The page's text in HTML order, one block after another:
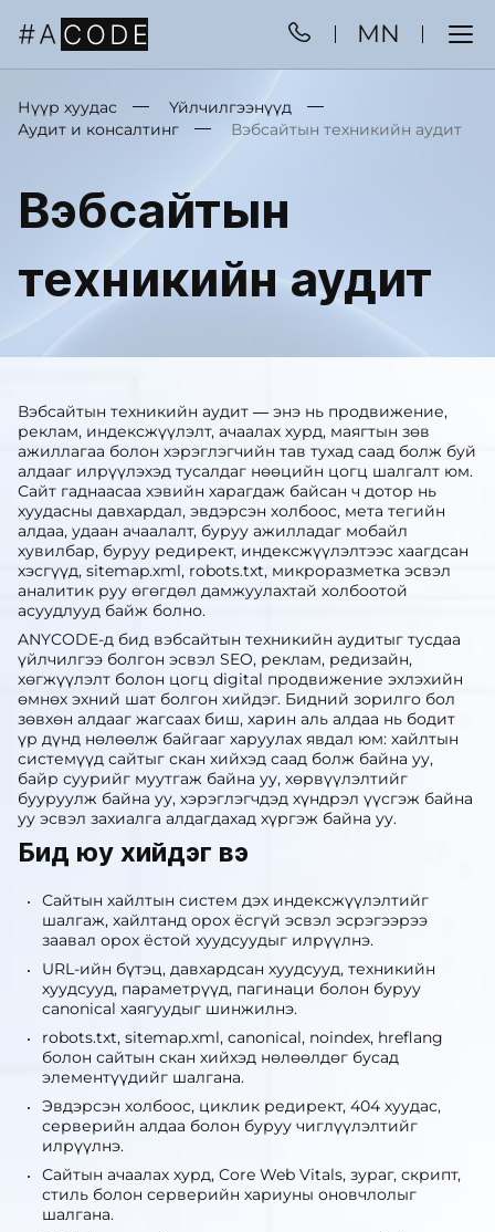
MN
Нүүр хуудас
Үйлчилгээнүүд
Аудит и консалтинг
Вэбсайтын техникийн аудит
Вэбсайтын
техникийн аудит
Вэбсайтын техникийн аудит — энэ нь продвижение,
реклам, индексжүүлэлт, ачаалах хурд, маягтын зөв
ажиллагаа болон хэрэглэгчийн тав тухад саад болж буй
алдааг илрүүлэхэд тусалдаг нөөцийн цогц шалгалт юм.
Сайт гаднаасаа хэвийн харагдаж байсан ч дотор нь
хуудасны давхардал, эвдэрсэн холбоос, мета тегийн
алдаа, удаан ачаалалт, буруу ажилладаг мобайл
хувилбар, буруу редирект, индексжүүлэлтээс хаагдсан
хэсгүүд, sitemap.xml, robots.txt, микроразметка эсвэл
аналитик руу өгөгдөл дамжуулахтай холбоотой
асуудлууд байж болно.
ANYCODE-д бид вэбсайтын техникийн аудитыг тусдаа
үйлчилгээ болгон эсвэл SEO, реклам, редизайн,
хөгжүүлэлт болон цогц digital продвижение эхлэхийн
өмнөх эхний шат болгон хийдэг. Бидний зорилго бол
зөвхөн алдааг жагсаах биш, харин аль алдаа нь бодит
үр дүнд нөлөөлж байгааг харуулах явдал юм: хайлтын
системүүд сайтыг скан хийхэд саад болж байна уу,
байр суурийг муутгаж байна уу, хөрвүүлэлтийг
бууруулж байна уу, хэрэглэгчдэд хүндрэл үүсгэж байна
уу эсвэл захиалга алдагдахад хүргэж байна уу.
Бид юу хийдэг вэ
Сайтын хайлтын систем дэх индексжүүлэлтийг
шалгаж, хайлтанд орох ёсгүй эсвэл эсрэгээрээ
заавал орох ёстой хуудсуудыг илрүүлнэ.
URL-ийн бүтэц, давхардсан хуудсууд, техникийн
хуудсууд, параметрүүд, пагинаци болон буруу
canonical хаягуудыг шинжилнэ.
robots.txt, sitemap.xml, canonical, noindex, hreflang
болон сайтын скан хийхэд нөлөөлдөг бусад
элементүүдийг шалгана.
Эвдэрсэн холбоос, циклик редирект, 404 хуудас,
серверийн алдаа болон буруу чиглүүлэлтийг
илрүүлнэ.
Сайтын ачаалах хурд, Core Web Vitals, зураг, скрипт,
стиль болон серверийн хариуны оновчлолыг
шалгана.